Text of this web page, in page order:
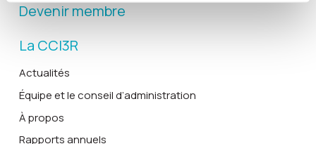
Devenir membre
La CCI3R
Actualités
Équipe et le conseil d’administration
À propos
Rapports annuels